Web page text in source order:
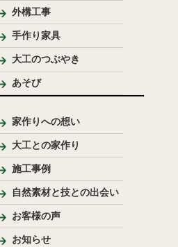
外構工事
手作り家具
大工のつぶやき
あそび
家作りへの想い
大工との家作り
家づくりの流れとポイント
プレゼンテーション
大工のこだわり
施工事例
新築自然素材を使った家
純和風住宅
洋風住宅
リフォーム
LDK
バス・洗面
トイレ
内装
外まわり
その他
リノベーション
手作り家具
テーブル・座卓等
ベンチ・椅子等
収納棚・家具等
花台・棚板・衝立等
手作りキッチン・洗面台
ウッドデッキ
模型
その他
自然素材と技との出会い
お客様の声
お知らせ